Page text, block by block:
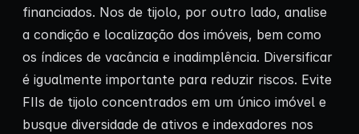
financiados. Nos de tijolo, por outro lado, analise
a condição e localização dos imóveis, bem como
os índices de vacância e inadimplência. Diversificar
é igualmente importante para reduzir riscos. Evite
FIIs de tijolo concentrados em um único imóvel e
busque diversidade de ativos e indexadores nos